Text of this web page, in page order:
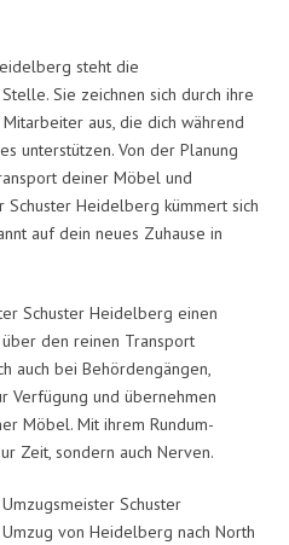
steht die
Sie zeichnen sich durch ihre
aus, die dich während
unterstützen. Von der Planung
deiner Möbel und
Schuster Heidelberg kümmert sich
auf dein neues Zuhause in
Schuster Heidelberg einen
den reinen Transport
auch bei Behördengängen,
Verfügung und übernehmen
Möbel. Mit ihrem Rundum-
Zeit, sondern auch Nerven.
Schuster
von Heidelberg nach North